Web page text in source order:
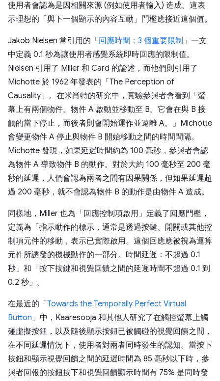
使用者會認為是因相關來源 (例如使用者輸入) 造成。這表
示理想的「與下一個顯示的內容互動」門檻應接近這個值。
Jakob Nielsen 常引用的「 回應時間：3 個重要限制 」一文
中定義 0.1 秒為讓使用者感覺系統即時回應的限制值。
Nielsen 引用了 Miller 和 Card 的論述，而他們則引用了
Michotte 於 1962 年發表的「The Perception of
Causality」 。在米肖特的研究中，實驗參與者會看到「螢
幕上有兩個物件。物件 A 啟動並移動至 B。它會在與 B 接
觸的當下停止，而後者則會開始運作並遠離 A。」Michotte
會變更物件 A 停止與物件 B 開始移動之間的時間間隔。
Michotte 發現，如果延遲時間約為 100 毫秒，參與者會認
為物件 A 導致物件 B 的動作。對於大約 100 毫秒至 200 毫
秒的延遲，人們會認為兩者之間有因果關係，但如果延遲超
過 200 毫秒，就不會認為物件 B 的動作是由物件 A 造成。
同樣地，Miller 也為「回應控制項啟用」定義了回應門檻，
定義為「指示動作的標示，通常是透過按鍵、開關或其他控
制項元件的移動，表示已實際啟用。這個回應應被視為運算
元件所誘發的機械動作的一部分。時間延遲：不超過 0.1
秒」和「按下按鍵和視覺回饋之間的延遲時間不超過 0.1 到
0.2 秒」。
在最近的「 Towards the Temporally Perfect Virtual
Button」中，Kaaresooja 和其他人研究了在觸控螢幕上觸
碰虛擬按鈕，以及隨後顯示按鈕已被觸碰的視覺回饋之間，
在不同延遲情況下，使用者對兩者同時發生的認知。當按下
按鈕和顯示視覺回饋之間的延遲時間為 85 毫秒以下時，參
與者回報的按鈕按下和視覺回饋顯示時間有 75% 是同時發